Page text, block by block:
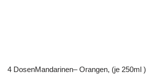
4 DosenMandarinen– Orangen, (je 250ml )